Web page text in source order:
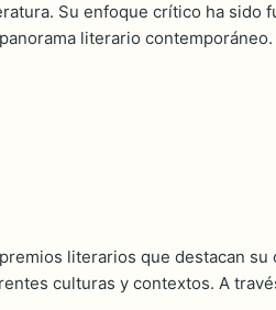
Su enfoque crítico ha sido
literario contemporáneo.
literarios que destacan
culturas y contextos. A